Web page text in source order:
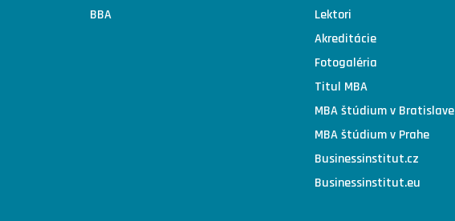
BBA
Lektori
Akreditácie
Fotogaléria
Titul MBA
MBA štúdium v Bratislave
MBA štúdium v Prahe
Businessinstitut.cz
Businessinstitut.eu